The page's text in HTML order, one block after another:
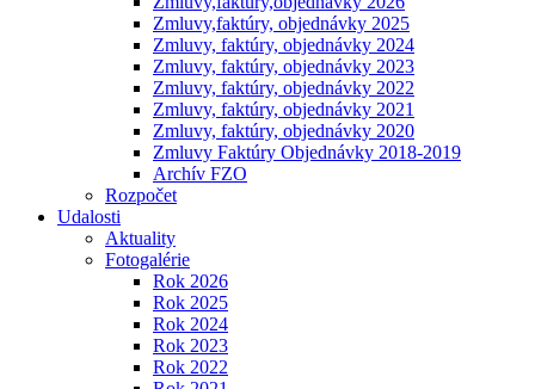
Zmluvy,faktúry, objednávky 2025
Zmluvy, faktúry, objednávky 2024
Zmluvy, faktúry, objednávky 2023
Zmluvy, faktúry, objednávky 2022
Zmluvy, faktúry, objednávky 2021
Zmluvy, faktúry, objednávky 2020
Zmluvy Faktúry Objednávky 2018-2019
Archív FZO
Rozpočet
Udalosti
Aktuality
Fotogalérie
Rok 2026
Rok 2025
Rok 2024
Rok 2023
Rok 2022